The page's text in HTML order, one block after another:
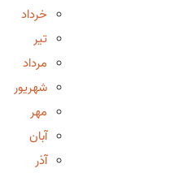
خرداد
تیر
مرداد
شهریور
مهر
آبان
آذر